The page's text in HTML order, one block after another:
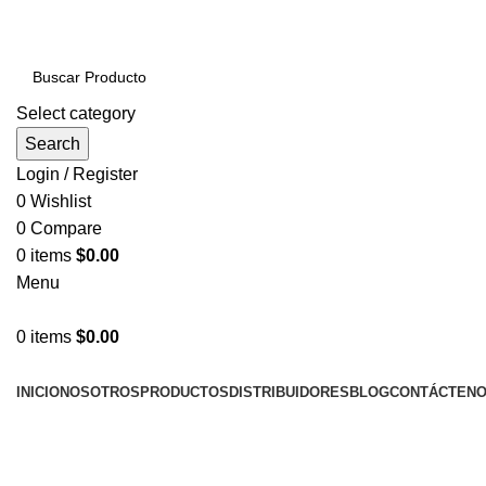
Select category
Search
Login / Register
0 Wishlist
0 Compare
0 items $0.00
Menu
0 items $0.00
INICIONOSOTROS PRODUCTOS DISTRIBUIDORES BLOG